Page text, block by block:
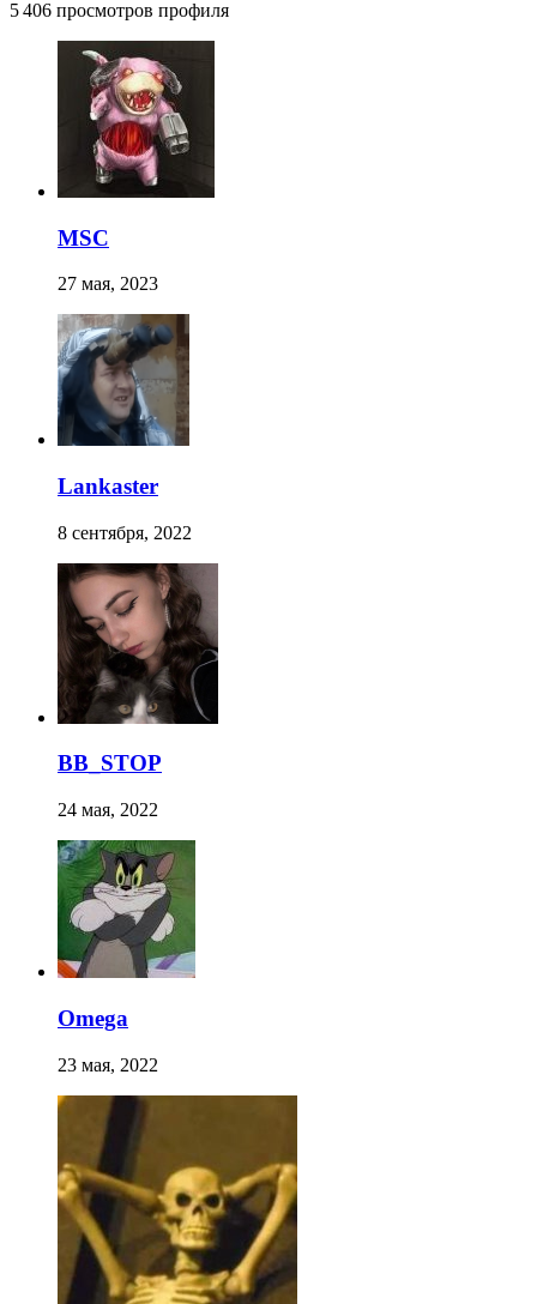
5 406 просмотров профиля
MSC
27 мая, 2023
Lankaster
8 сентября, 2022
BB_STOP
24 мая, 2022
Omega
23 мая, 2022